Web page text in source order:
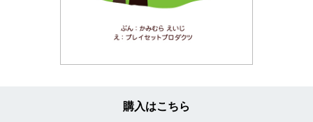
購入はこちら